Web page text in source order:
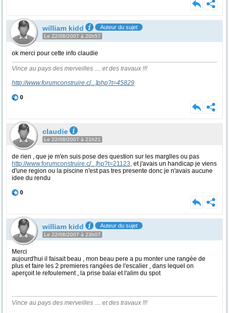
william kidd Auteur du sujet
Le 22/08/2007 à 20h57
ok merci pour cette info claudie
Vince au pays des merveilles .... et des travaux !!!
http://www.forumconstruire.c[...]php?t=45829
0
claudie
Le 22/08/2007 à 21h21
de rien , que je m'en suis pose des question sur les marglles ou pas
http://www.forumconstruire.c[...]hp?t=21123, et j'avais un handicap je viens
d'une region ou la piscine n'est pas tres presente donc je n'avais aucune
idee du rendu
0
william kidd Auteur du sujet
Le 22/08/2007 à 23h07
Merci
aujourd'hui il faisait beau , mon beau pere a pu monter une rangée de
plus et faire les 2 premieres rangées de l'escalier , dans lequel on
aperçoit le refoulement , la prise balai et l'alim du spot
Vince au pays des merveilles .... et des travaux !!!